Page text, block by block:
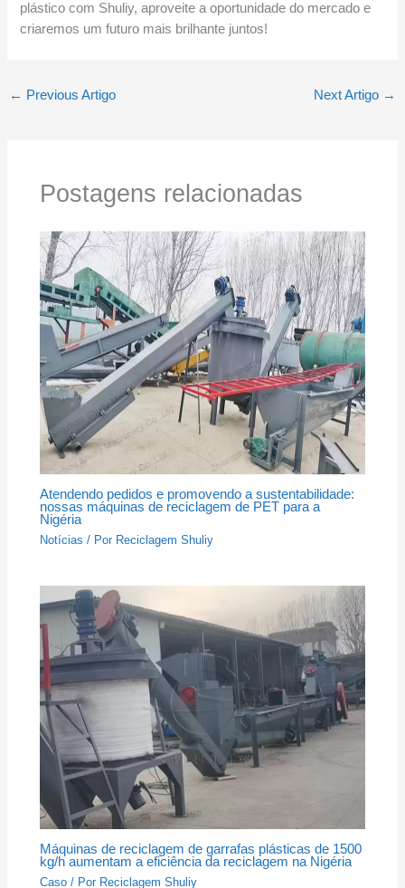
plástico com Shuliy, aproveite a oportunidade do mercado e
criaremos um futuro mais brilhante juntos!
← Previous Artigo Next Artigo →
Postagens relacionadas
Atendendo pedidos e promovendo a sustentabilidade:
nossas máquinas de reciclagem de PET para a
Nigéria
Notícias / Por Reciclagem Shuliy
Máquinas de reciclagem de garrafas plásticas de 1500
kg/h aumentam a eficiência da reciclagem na Nigéria
Caso / Por Reciclagem Shuliy